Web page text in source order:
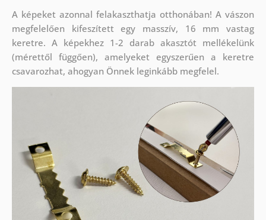
A képeket azonnal felakaszthatja otthonában! A vászon
megfelelően kifeszített egy masszív, 16 mm vastag
keretre. A képekhez 1-2 darab akasztót mellékelünk
(mérettől függően), amelyeket egyszerűen a keretre
csavarozhat, ahogyan Önnek leginkább megfelel.